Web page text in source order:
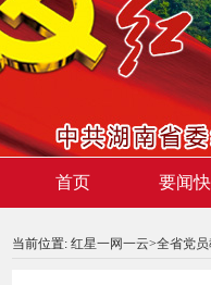
首页 要闻
当前位置: 红星一网一云>全省党
00:00:00 / 00:00